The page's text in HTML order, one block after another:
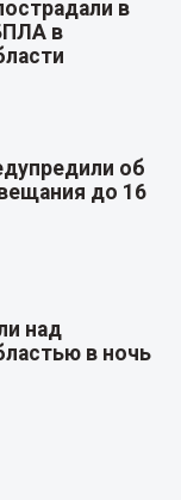
в
в
об
до 16
над
в ночь